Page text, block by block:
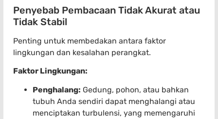
Penyebab Pembacaan Tidak Akurat atau
Tidak Stabil
Penting untuk membedakan antara faktor
lingkungan dan kesalahan perangkat.
Faktor Lingkungan:
Penghalang: Gedung, pohon, atau bahkan
tubuh Anda sendiri dapat menghalangi atau
menciptakan turbulensi, yang memengaruhi